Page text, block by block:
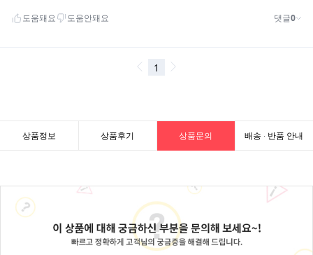
상품정보 상품후기 상품문의 배송 · 반품 안내